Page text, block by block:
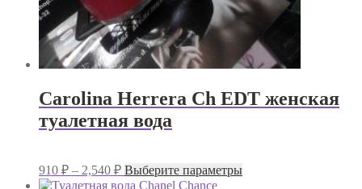
Carolina Herrera Ch EDT женская
туалетная вода
910 ₽ – 2,540 ₽Диапазон
цен:
Выберите параметрыЭтот